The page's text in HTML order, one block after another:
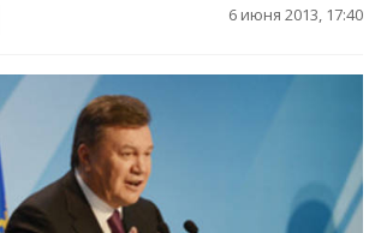
6 июня 2013, 17:40